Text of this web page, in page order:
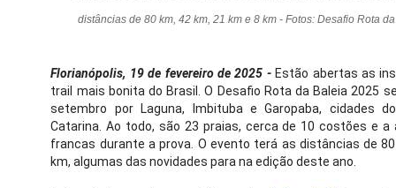
distâncias de 80 km, 42 km, 21 km e 8 km - Fotos: Desafio Rota
Florianópolis, 19 de fevereiro de 2025 -Estão abertas as
trail mais bonita do Brasil. O Desafio Rota da Baleia 2025
setembro por Laguna, Imbituba e Garopaba, cidades
Catarina. Ao todo, são 23 praias, cerca de 10 costões e a
francas durante a prova. O evento terá as distâncias de
km, algumas das novidades para na edição deste ano.